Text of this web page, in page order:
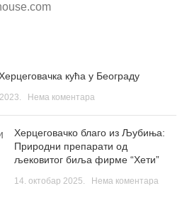
кућа у Београду
Нема коментара
Херцеговачко благо из Љубиња:
Природни препарати од
љековитог биља фирме “Хети”
14. октобар 2025. Нема коментара